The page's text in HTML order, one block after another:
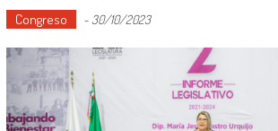
Congreso - 30/10/2023